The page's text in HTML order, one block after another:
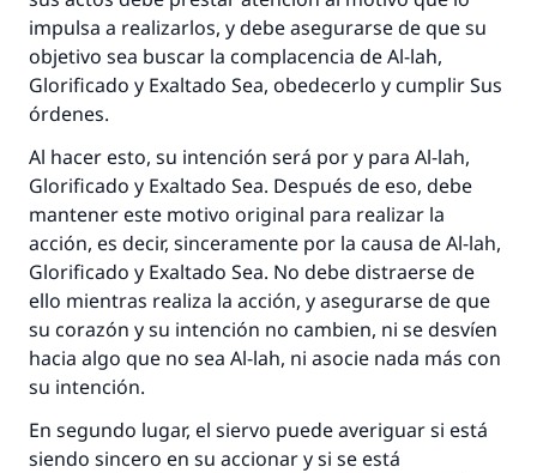
impulsa a realizarlos, y debe asegurarse de que su
objetivo sea buscar la complacencia de Al-lah,
Glorificado y Exaltado Sea, obedecerlo y cumplir Sus
órdenes.
Al hacer esto, su intención será por y para Al-lah,
Glorificado y Exaltado Sea. Después de eso, debe
mantener este motivo original para realizar la
acción, es decir, sinceramente por la causa de Al-lah,
Glorificado y Exaltado Sea. No debe distraerse de
ello mientras realiza la acción, y asegurarse de que
su corazón y su intención no cambien, ni se desvíen
hacia algo que no sea Al-lah, ni asocie nada más con
su intención.
En segundo lugar, el siervo puede averiguar si está
siendo sincero en su accionar y si se está